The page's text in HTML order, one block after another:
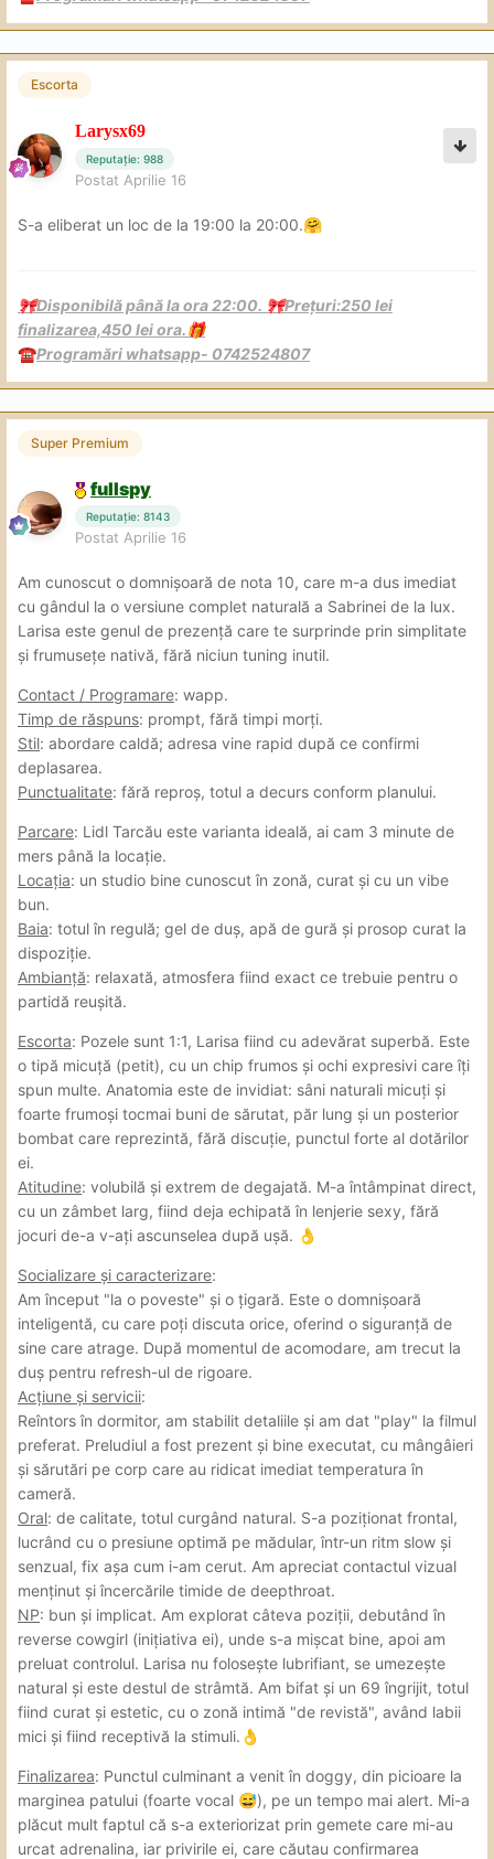
Escorta
Larysx69
Reputație: 988
Postat Aprilie 16
S-a eliberat un loc de la 19:00 la 20:00.🤗
🎀Disponibilă până la ora 22:00. 🎀Prețuri:250 lei
finalizarea,450 lei ora.🎁
☎️Programări whatsapp- 0742524807
Super Premium
fullspy
Reputație: 8143
Postat Aprilie 16
Am cunoscut o domnișoară de nota 10, care m-a dus imediat
cu gândul la o versiune complet naturală a Sabrinei de la lux.
Larisa este genul de prezență care te surprinde prin simplitate
și frumusețe nativă, fără niciun tuning inutil.
Contact / Programare: wapp.
Timp de răspuns: prompt, fără timpi morți.
Stil: abordare caldă; adresa vine rapid după ce confirmi
deplasarea.
Punctualitate: fără reproș, totul a decurs conform planului.
Parcare: Lidl Tarcău este varianta ideală, ai cam 3 minute de
mers până la locație.
Locația: un studio bine cunoscut în zonă, curat și cu un vibe
bun.
Baia: totul în regulă; gel de duș, apă de gură și prosop curat la
dispoziție.
Ambianță: relaxată, atmosfera fiind exact ce trebuie pentru o
partidă reușită.
Escorta: Pozele sunt 1:1, Larisa fiind cu adevărat superbă. Este
o tipă micuță (petit), cu un chip frumos și ochi expresivi care îți
spun multe. Anatomia este de invidiat: sâni naturali micuți și
foarte frumoși tocmai buni de sărutat, păr lung și un posterior
bombat care reprezintă, fără discuție, punctul forte al dotărilor
ei.
Atitudine: volubilă și extrem de degajată. M-a întâmpinat direct,
cu un zâmbet larg, fiind deja echipată în lenjerie sexy, fără
jocuri de-a v-ați ascunselea după ușă. 👌
Socializare și caracterizare:
Am început "la o poveste" și o țigară. Este o domnișoară
inteligentă, cu care poți discuta orice, oferind o siguranță de
sine care atrage. După momentul de acomodare, am trecut la
duș pentru refresh-ul de rigoare.
Acțiune și servicii:
Reîntors în dormitor, am stabilit detaliile și am dat "play" la filmul
preferat. Preludiul a fost prezent și bine executat, cu mângâieri
și sărutări pe corp care au ridicat imediat temperatura în
cameră.
Oral: de calitate, totul curgând natural. S-a poziționat frontal,
lucrând cu o presiune optimă pe mădular, într-un ritm slow și
senzual, fix așa cum i-am cerut. Am apreciat contactul vizual
menținut și încercările timide de deepthroat.
NP: bun și implicat. Am explorat câteva poziții, debutând în
reverse cowgirl (inițiativa ei), unde s-a mișcat bine, apoi am
preluat controlul. Larisa nu folosește lubrifiant, se umezește
natural și este destul de strâmtă. Am bifat și un 69 îngrijit, totul
fiind curat și estetic, cu o zonă intimă "de revistă", având labii
mici și fiind receptivă la stimuli. 👌
Finalizarea: Punctul culminant a venit în doggy, din picioare la
marginea patului (foarte vocal 😅), pe un tempo mai alert. Mi-a
plăcut mult faptul că s-a exteriorizat prin gemete care mi-au
urcat adrenalina, iar privirile ei, care căutau confirmarea